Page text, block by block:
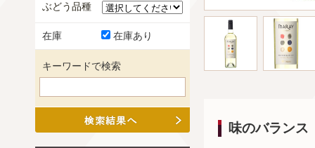
味のバランス
ぶどう品種
在庫 在庫あり
キーワードで検索